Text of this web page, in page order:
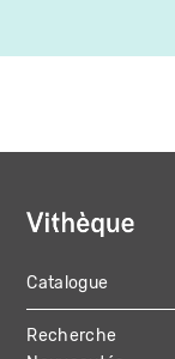
MAIN
Catalogue
Recherche